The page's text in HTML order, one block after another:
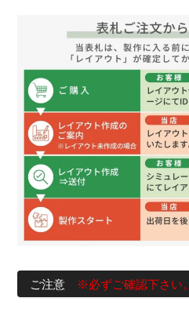
ご注意 ※必ずご確認下さい。